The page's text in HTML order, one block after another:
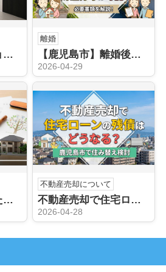
鹿児島市のマンション売却時の流れ！価格相場と必要書類を解説！
離婚
【鹿児島市】離婚後の不動産売却で財産分与は可能？必要書類を解説！
2026-04-29
鹿児島市で相続した不動産の売却手続き！相続人同士のトラブル回避術
不動産売却について
不動産売却で住宅ローンの残債はどうなる？鹿児島市で住み替え検討
2026-04-28